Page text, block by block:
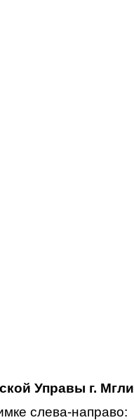
Управы г.
слева-направо: